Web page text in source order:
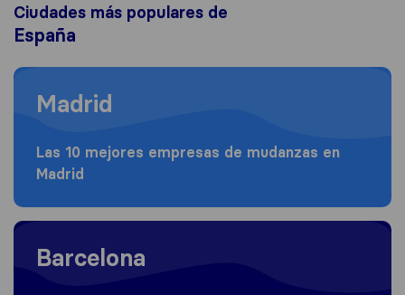
Ciudades más populares de
España
Moving to Madrid
Madrid
Las 10 mejores empresas de mudanzas en
Madrid
Moving to Barcelona
Barcelona